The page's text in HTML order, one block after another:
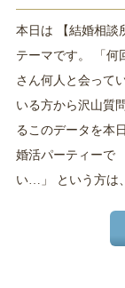
本日は 【結婚相談
テーマです。 「何
さん何人と会って
いる方から沢山質
るこのデータを本
婚活パーティーで
い…」 という方は